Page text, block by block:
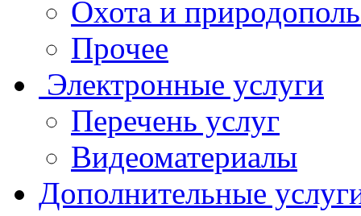
Охота и
Прочее
Электронные услуги
Перечень услуг
Видеоматериалы
Дополнительные